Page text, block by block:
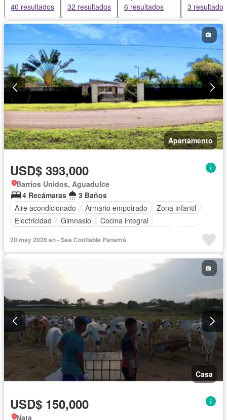
40 resultados 32 resultados 6 resultados 3 resultados
Apartamento
USD$ 393,000
Barrios Unidos, Aguadulce
4 Recámaras
3 Baños
Aire acondicionado
Armario empotrado
Zona infantil
Electricidad
Gimnasio
Cocina integral
20 may 2026 en - Sea Confiable Panamá
Casa
USD$ 150,000
Nata